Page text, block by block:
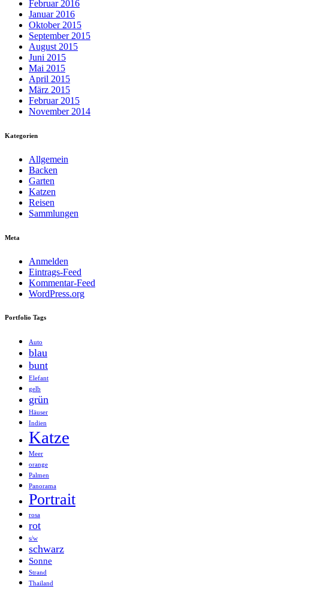
Februar 2016
Januar 2016
Oktober 2015
September 2015
August 2015
Juni 2015
Mai 2015
April 2015
März 2015
Februar 2015
November 2014
Kategorien
Allgemein
Backen
Garten
Katzen
Reisen
Sammlungen
Meta
Anmelden
Eintrags-Feed
Kommentar-Feed
WordPress.org
Portfolio Tags
Auto
blau
bunt
Elefant
gelb
grün
Häuser
Indien
Katze
Meer
orange
Palmen
Panorama
Portrait
rosa
rot
s/w
schwarz
Sonne
Strand
Thailand